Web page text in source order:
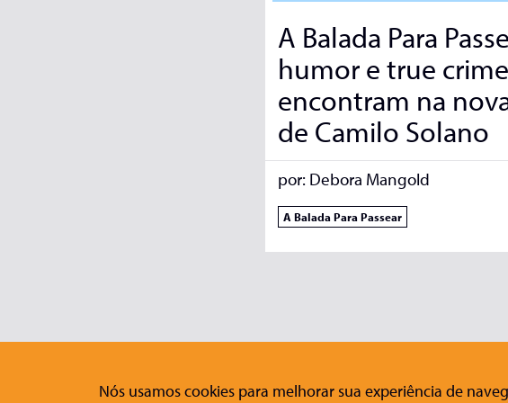
A Balada Para
humor e true
encontram na
de Camilo Solano
por: Debora Mangold
A Balada Para Passear
Nós usamos cookies para melhorar sua experiência de